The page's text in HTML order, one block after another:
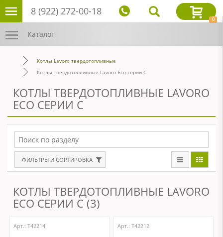
8 (922) 272-00-18
0
Каталог
Котлы Lavoro твердотопливные
Котлы твердотопливные Lavoro Eco серии С
КОТЛЫ ТВЕРДОТОПЛИВНЫЕ LAVORO
ECO СЕРИИ С
ФИЛЬТРЫ И СОРТИРОВКА
КОТЛЫ ТВЕРДОТОПЛИВНЫЕ LAVORO
ECO СЕРИИ С (3)
Арт.: Т42214 Арт.: Т42212